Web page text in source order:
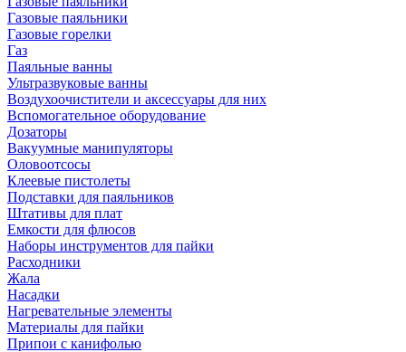
Газовые паяльники
Газовые горелки
Газ
Паяльные ванны
Ультразвуковые ванны
Воздухоочистители и аксессуары для них
Вспомогательное оборудование
Дозаторы
Вакуумные манипуляторы
Оловоотсосы
Клеевые пистолеты
Подставки для паяльников
Штативы для плат
Емкости для флюсов
Наборы инструментов для пайки
Расходники
Жала
Насадки
Нагревательные элементы
Материалы для пайки
Припои с канифолью